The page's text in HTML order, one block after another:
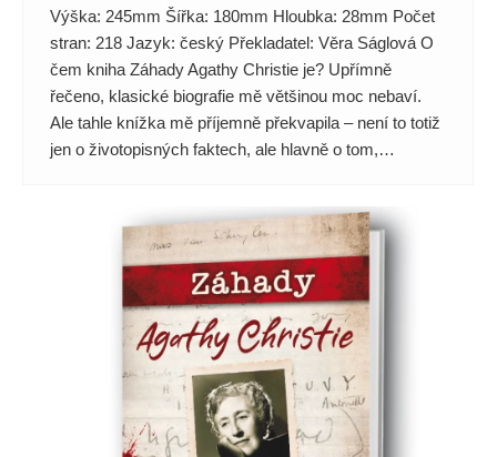
Výška: 245mm Šířka: 180mm Hloubka: 28mm Počet
stran: 218 Jazyk: český Překladatel: Věra Ságlová O
čem kniha Záhady Agathy Christie je? Upřímně
řečeno, klasické biografie mě většinou moc nebaví.
Ale tahle knížka mě příjemně překvapila – není to totiž
jen o životopisných faktech, ale hlavně o tom,…